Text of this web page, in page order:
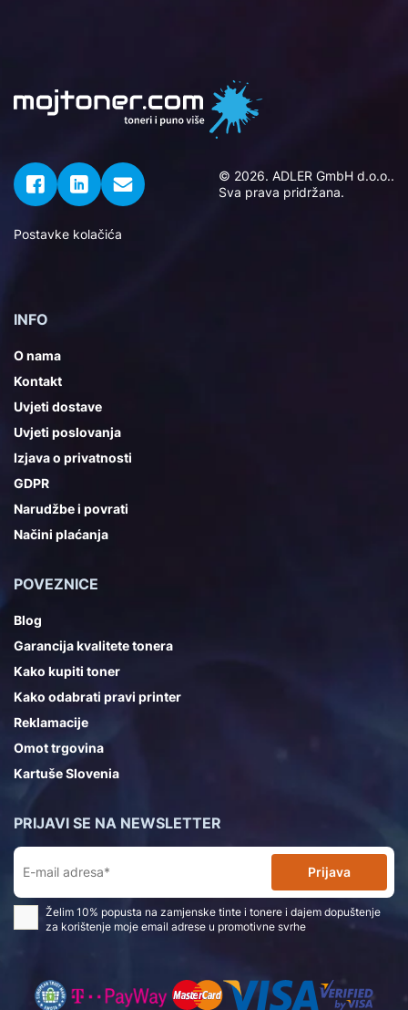
© 2026. ADLER GmbH d.o.o..
Sva prava pridržana.
Postavke kolačića
INFO
O nama
Kontakt
Uvjeti dostave
Uvjeti poslovanja
Izjava o privatnosti
GDPR
Narudžbe i povrati
Načini plaćanja
POVEZNICE
Blog
Garancija kvalitete tonera
Kako kupiti toner
Kako odabrati pravi printer
Reklamacije
Omot trgovina
Kartuše Slovenia
PRIJAVI SE NA NEWSLETTER
Prijava
Želim 10% popusta na zamjenske tinte i tonere i dajem dopuštenje
za korištenje moje email adrese u promotivne svrhe